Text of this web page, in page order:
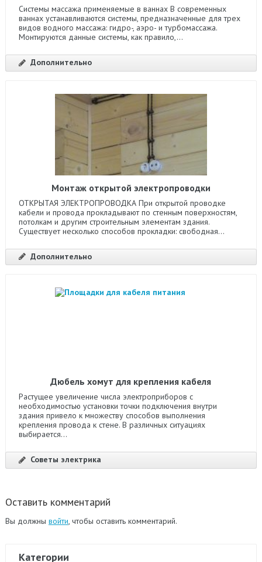
Системы массажа применяемые в ваннах В современных
ваннах устанавливаются системы, предназначенные для трех
видов водного массажа: гидро-, аэро- и турбомассажа.
Монтируются данные системы, как правило,...
Дополнительно
Монтаж открытой электропроводки
ОТКРЫТАЯ ЭЛЕКТРОПРОВОДКА При открытой проводке
кабели и провода прокладывают по стенным поверхностям,
потолкам и другим строительным элементам здания.
Существует несколько способов прокладки: свободная...
Дополнительно
Дюбель хомут для крепления кабеля
Растущее увеличение числа электроприборов с
необходимостью установки точки подключения внутри
здания привело к множеству способов выполнения
крепления провода к стене. В различных ситуациях
выбирается...
Советы электрика
Оставить комментарий
Вы должны войти , чтобы оставить комментарий.
Категории